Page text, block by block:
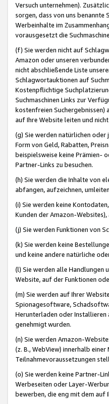
Versuch unternehmen).
sorgen, dass von uns benannte
Werbeinhalte im
vorausgesetzt die
(f) Sie werden nicht auf
Amazon oder unseren
nicht abschließende Liste
Schlagwortauktionen auf
Kostenpflichtige
Suchmaschinen Links zur
kostenfreien Suchergebnissen)
auf Ihre Website leiten und
(g) Sie werden natürlichen oder
Form von Geld, Rabatten,
beispielsweise keine Prämien-
Partner-Links zu besuchen.
(h) Sie werden die Inhalte von
abfangen, aufzeichnen,
(i) Sie werden keine
Kunden der Amazon-
(j) Sie werden Funktionen von
(k) Sie werden keine
und keine andere natürliche
(l) Sie werden alle Handlungen
Website, auf der Funktionen
(m) Sie werden auf Ihrer
Spionagesoftware,
Herunterladen oder
genehmigt wurden.
(n) Sie werden Amazon-
(z. B., WebView) innerhalb
Teilnahmevoraussetzungen
(o) Sie werden keine Partner-
Werbeseiten oder Layer-
bewerben, die eng mit dem auf